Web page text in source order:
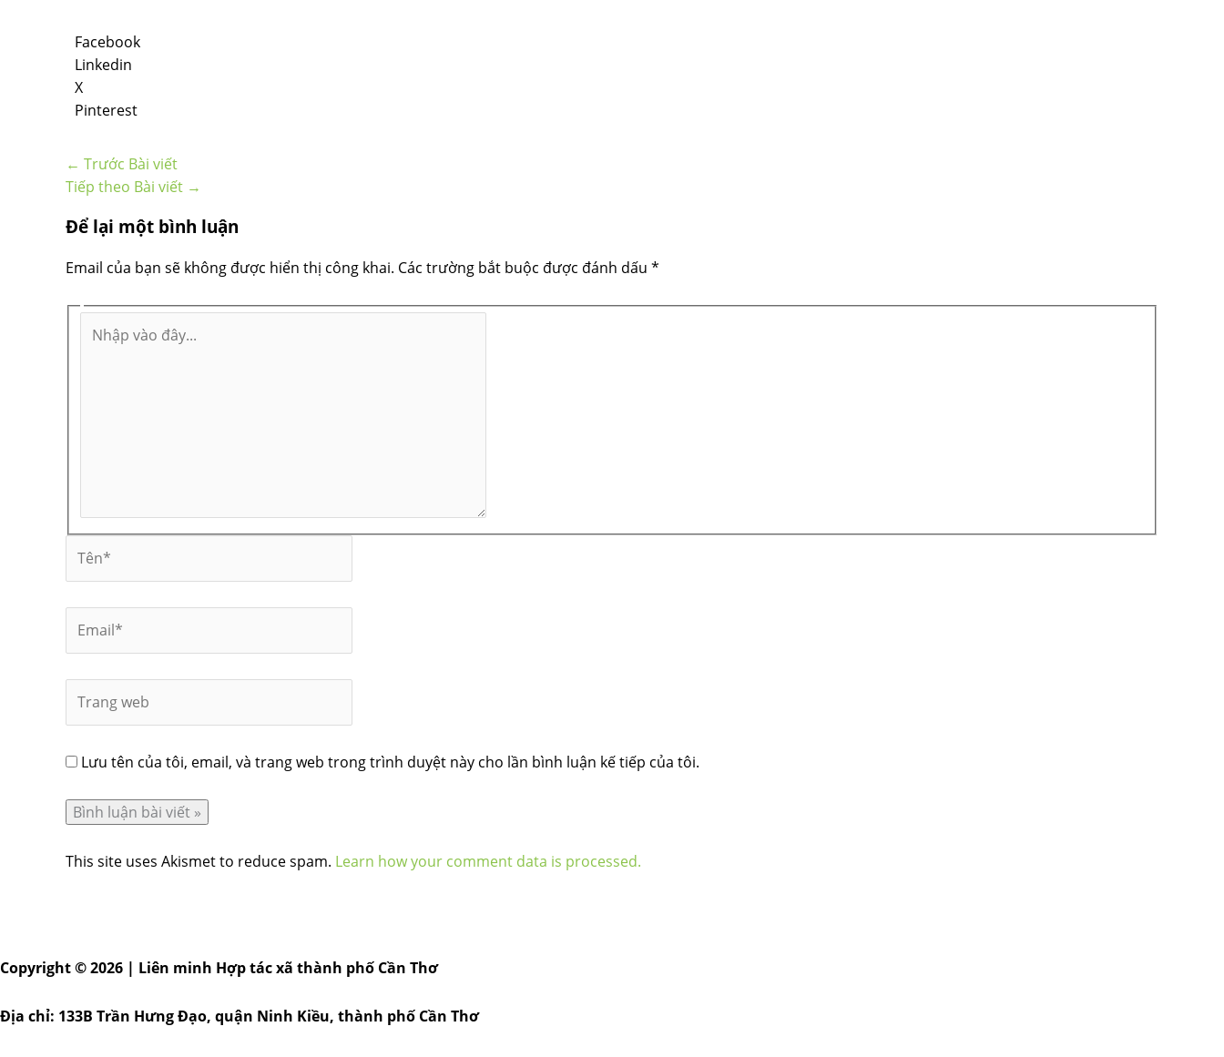
Facebook
Linkedin
X
Pinterest
← Trước Bài viết
Tiếp theo Bài viết →
Để lại một bình luận
Email của bạn sẽ không được hiển thị công khai. Các trường bắt buộc được đánh dấu *
Lưu tên của tôi, email, và trang web trong trình duyệt này cho lần bình luận kế tiếp của tôi.
This site uses Akismet to reduce spam. Learn how your comment data is processed.
Copyright © 2026 | Liên minh Hợp tác xã thành phố Cần Thơ
Địa chỉ: 133B Trần Hưng Đạo, quận Ninh Kiều, thành phố Cần Thơ